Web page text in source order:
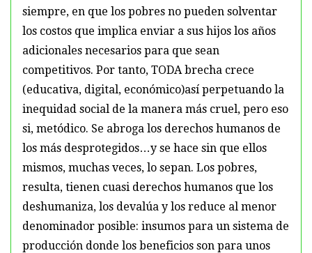
siempre, en que los pobres no pueden solventar
los costos que implica enviar a sus hijos los años
adicionales necesarios para que sean
competitivos. Por tanto, TODA brecha crece
(educativa, digital, económico)así perpetuando la
inequidad social de la manera más cruel, pero eso
si, metódico. Se abroga los derechos humanos de
los más desprotegidos…y se hace sin que ellos
mismos, muchas veces, lo sepan. Los pobres,
resulta, tienen cuasi derechos humanos que los
deshumaniza, los devalúa y los reduce al menor
denominador posible: insumos para un sistema de
producción donde los beneficios son para unos